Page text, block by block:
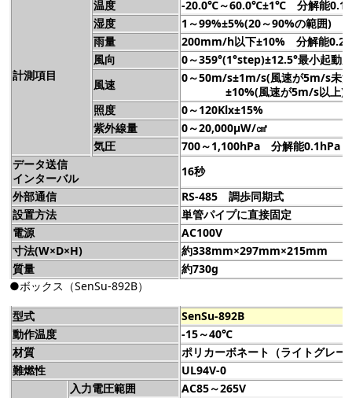
計測項目
温度
-20.0℃～60.0℃±1℃ 分解能
湿度
1～99%±5%(20～90%の範囲)
雨量
200mm/h以下±10% 分解能
風向
0～359°(1°step)±12.5°最小起動
風速
0～50m/s±1m/s(風速が5m/s未
±10%(風速が5m/s以上)
照度
0～120Klx±15%
紫外線量
0～20,000μW/㎠
気圧
700～1,100hPa 分解能0.1hPa
データ送信
インターバル
16秒
外部通信
RS-485 調歩同期式
設置方法
単管パイプに直接固定
電源
AC100V
寸法(W×D×H)
約338mm×297mm×215mm
質量
約730g
●ボックス（SenSu-892B）
型式
SenSu-892B
動作温度
-15～40℃
材質
ポリカーボネート（ライトグレー
難燃性
UL94V-0
入力電圧範囲
AC85～265V